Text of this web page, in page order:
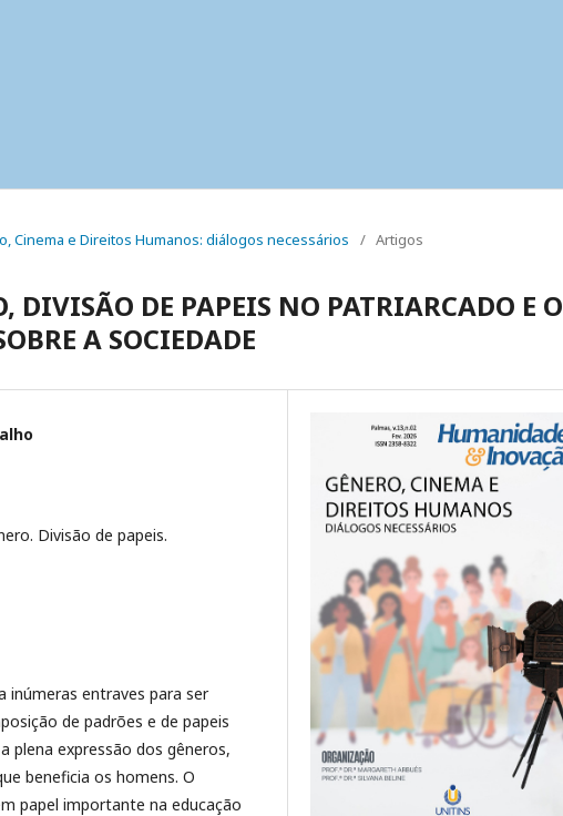
Cinema e Direitos Humanos: diálogos necessários / Artigos
DIVISÃO DE PAPEIS NO PATRIARCADO E O
A SOCIEDADE
Divisão de papeis.
inúmeras entraves para ser
de padrões e de papeis
plena expressão dos gêneros,
beneficia os homens. O
papel importante na educação